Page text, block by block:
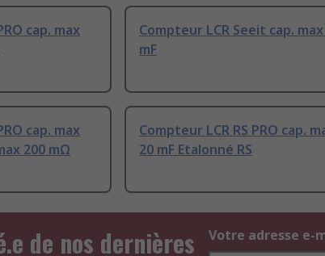
cap. max
Compteur LCR Seeit cap.
mF
cap. max
200 mΩ
Compteur LCR RS PRO cap.
20 mF Etalonné RS
de nos dernières
Votre adresse e-